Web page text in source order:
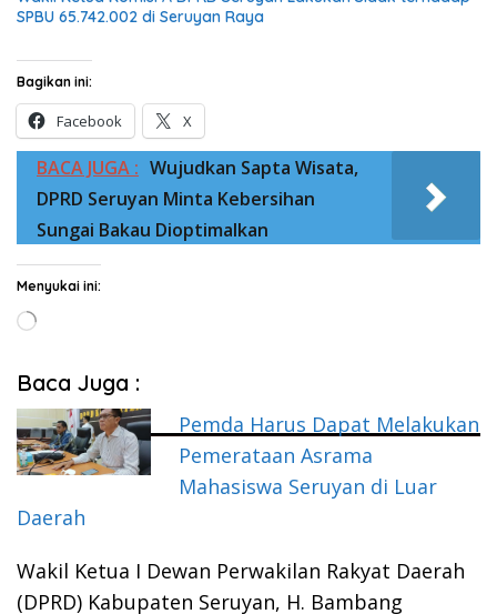
SPBU 65.742.002 di Seruyan Raya
Bagikan ini:
Facebook X
BACA JUGA : Wujudkan Sapta Wisata,
DPRD Seruyan Minta Kebersihan
Sungai Bakau Dioptimalkan
Menyukai ini:
Memuat...
Baca Juga :
Pemda Harus Dapat Melakukan
Pemerataan Asrama
Mahasiswa Seruyan di Luar
Daerah
Wakil Ketua I Dewan Perwakilan Rakyat Daerah
(DPRD) Kabupaten Seruyan, H. Bambang